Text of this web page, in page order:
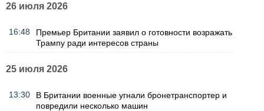
26 июля 2026
16:48
Премьер Британии заявил о готовности возражать
Трампу ради интересов страны
25 июля 2026
13:30
В Британии военные угнали бронетранспортер и
повредили несколько машин